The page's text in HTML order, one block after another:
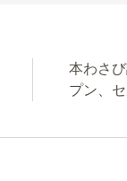
本わさ
プン、